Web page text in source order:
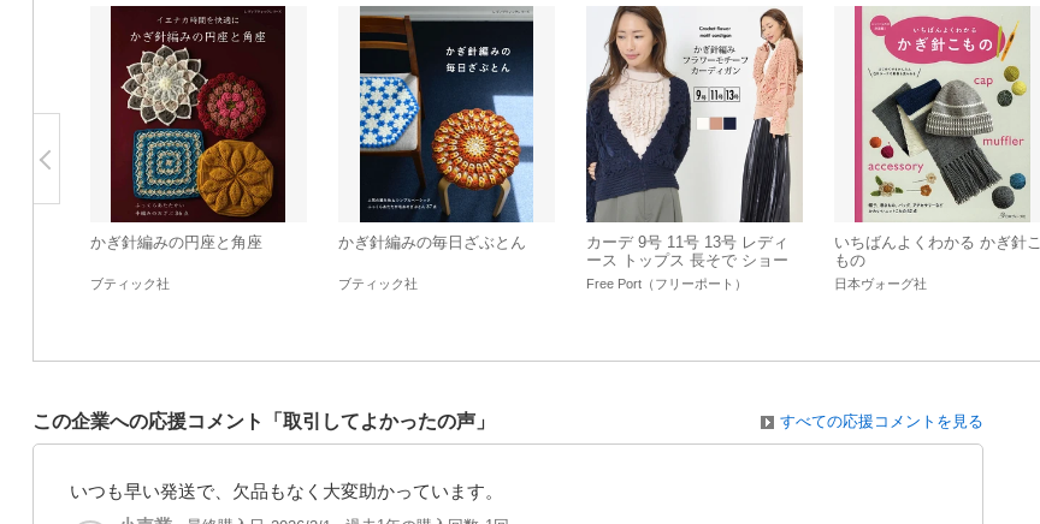
かぎ針編みの円座と角座
ブティック社
かぎ針編みの毎日ざぶとん
ブティック社
カーデ 9号 11号 13号 レディ
ース トップス 長そで ショー
ト丈 ボタン付き 花モチーフ V
ネック 裏地付き
Free Port（フリーポート）
いちばんよくわかる かぎ針こ
もの
日本ヴォーグ社
この企業への応援コメント「取引してよかったの声」 すべての応援コメントを見る
いつも早い発送で、欠品もなく大変助かっています。